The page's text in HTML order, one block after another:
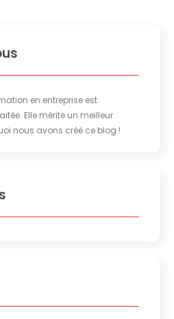
en entreprise est
Elle mérite un meilleur
nous avons créé ce blog !